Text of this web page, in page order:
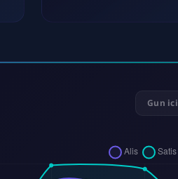
Gun ici